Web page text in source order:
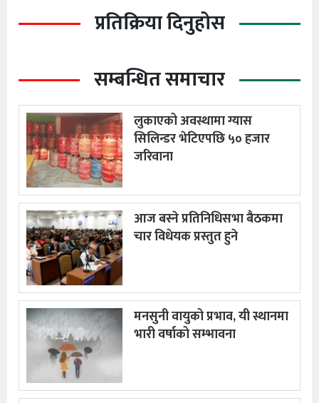
प्रतिक्रिया दिनुहोस
सम्बन्धित समाचार
लुकाएको अवस्थामा ग्यास
सिलिन्डर भेटिएपछि ५० हजार
जरिवाना
आज बस्ने प्रतिनिधिसभा बैठकमा
चार विधेयक प्रस्तुत हुने
मनसुनी वायुको प्रभाव, यी स्थानमा
भारी वर्षाको सम्भावना